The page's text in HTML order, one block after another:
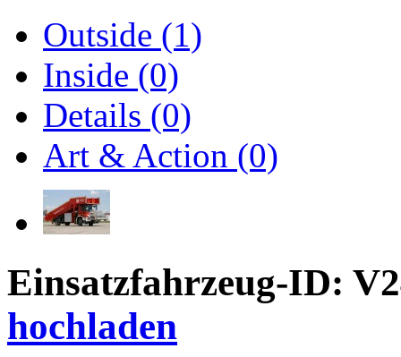
Outside (1)
Inside (0)
Details (0)
Art & Action (0)
Einsatzfahrzeug-ID:
hochladen